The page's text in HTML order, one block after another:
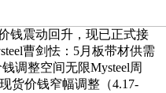
钱震动回升，现已正式接
曹剑怯：5月板带材供需
调整空间无限Mysteel周
货价钱窄幅调整（4.17-